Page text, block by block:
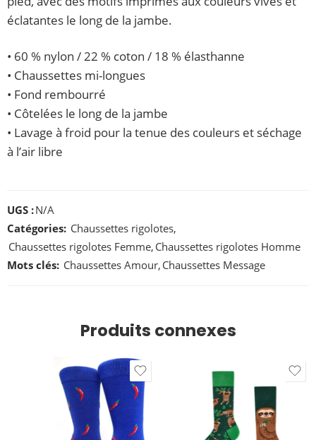
éclatantes le long de la jambe.
• 60 % nylon / 22 % coton / 18 % élasthanne
• Chaussettes mi-longues
• Fond rembourré
• Côtelées le long de la jambe
• Lavage à froid pour la tenue des couleurs et séchage
à l’air libre
UGS :N/A
Catégories: Chaussettes rigolotes,
Chaussettes rigolotes Femme, Chaussettes rigolotes Homme
Mots clés: Chaussettes Amour, Chaussettes Message
Produits connexes